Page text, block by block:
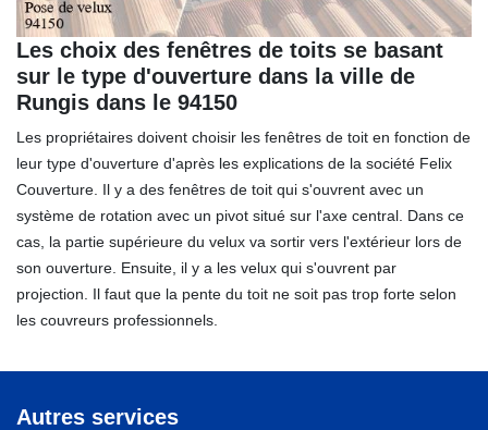
Les choix des fenêtres de toits se basant
sur le type d'ouverture dans la ville de
Rungis dans le 94150
Les propriétaires doivent choisir les fenêtres de toit en fonction de
leur type d'ouverture d'après les explications de la société Felix
Couverture. Il y a des fenêtres de toit qui s'ouvrent avec un
système de rotation avec un pivot situé sur l'axe central. Dans ce
cas, la partie supérieure du velux va sortir vers l'extérieur lors de
son ouverture. Ensuite, il y a les velux qui s'ouvrent par
projection. Il faut que la pente du toit ne soit pas trop forte selon
les couvreurs professionnels.
Autres services